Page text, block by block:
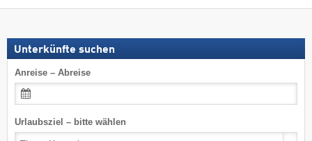
Unterkünfte suchen
Anreise – Abreise
Urlaubsziel – bitte wählen